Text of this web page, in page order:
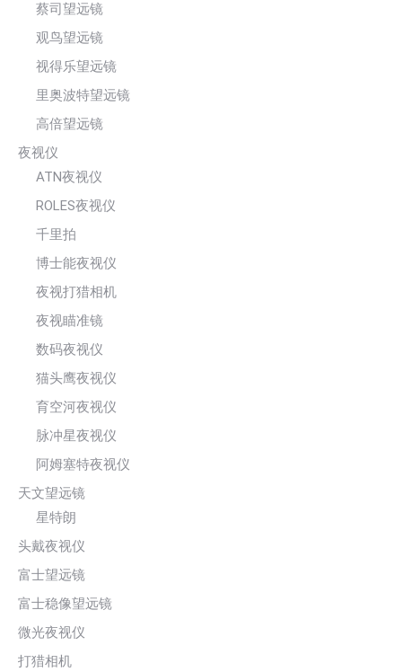
蔡司望远镜
观鸟望远镜
视得乐望远镜
里奥波特望远镜
高倍望远镜
夜视仪
ATN夜视仪
ROLES夜视仪
千里拍
博士能夜视仪
夜视打猎相机
夜视瞄准镜
数码夜视仪
猫头鹰夜视仪
育空河夜视仪
脉冲星夜视仪
阿姆塞特夜视仪
天文望远镜
星特朗
头戴夜视仪
富士望远镜
富士稳像望远镜
微光夜视仪
打猎相机